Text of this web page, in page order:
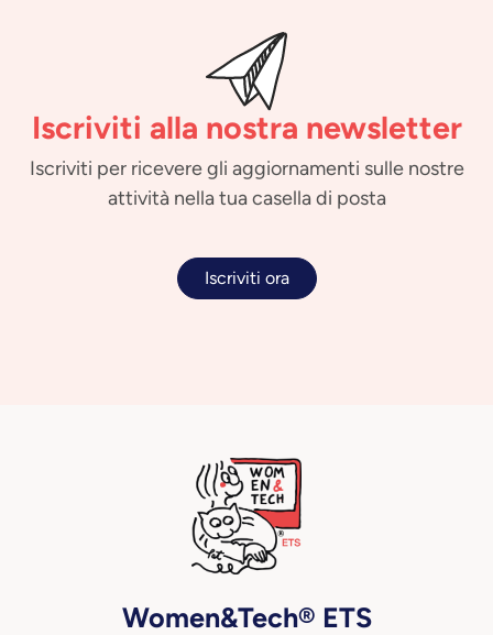
Iscriviti alla nostra newsletter
Iscriviti per ricevere gli aggiornamenti sulle nostre
attività nella tua casella di posta
Iscriviti ora
Women&Tech® ETS